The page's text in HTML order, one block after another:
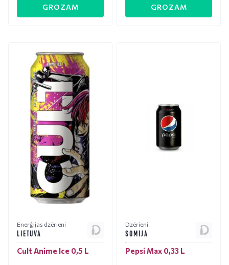
GROZAM GROZAM
Enerģijas dzērieni
LIETUVA
Cult Anime Ice 0,5 L
Dzērieni
SOMIJA
Pepsi Max 0,33 L